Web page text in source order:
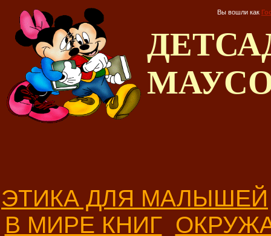
Вы вошли как
ЭТИКА ДЛЯ МАЛЫШЕЙ
В МИРЕ КНИГ